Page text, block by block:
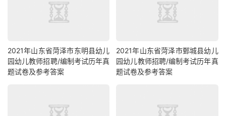
2021年山东省菏泽市东明县幼儿
园幼儿教师招聘/编制考试历年真
题试卷及参考答案
2021年山东省菏泽市鄄城县幼儿
园幼儿教师招聘/编制考试历年真
题试卷及参考答案